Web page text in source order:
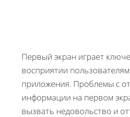
Первый экран играет
восприятии
приложения. Проблемы с
информации на первом
вызвать недовольство и